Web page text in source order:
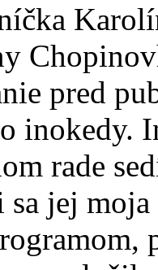
pred
inokedy.
rade
sa jej